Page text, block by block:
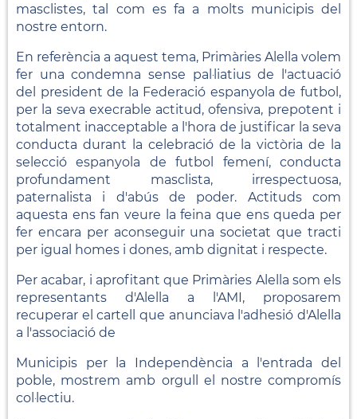
masclistes, tal com es fa a molts municipis del
nostre entorn.
En referència a aquest tema, Primàries Alella volem
fer una condemna sense pal·liatius de l'actuació
del president de la Federació espanyola de futbol,
per la seva execrable actitud, ofensiva, prepotent i
totalment inacceptable a l'hora de justificar la seva
conducta durant la celebració de la victòria de la
selecció espanyola de futbol femení, conducta
profundament masclista, irrespectuosa,
paternalista i d'abús de poder. Actituds com
aquesta ens fan veure la feina que ens queda per
fer encara per aconseguir una societat que tracti
per igual homes i dones, amb dignitat i respecte.
Per acabar, i aprofitant que Primàries Alella som els
representants d'Alella a l'AMI, proposarem
recuperar el cartell que anunciava l'adhesió d'Alella
a l'associació de
Municipis per la Independència a l'entrada del
poble, mostrem amb orgull el nostre compromís
col·lectiu.